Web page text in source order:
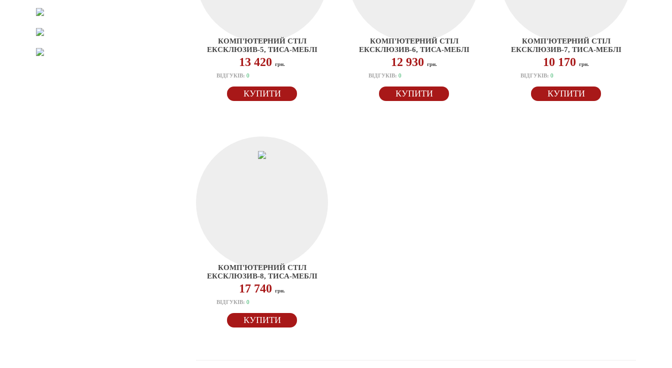
КОМП'ЮТЕРНИЙ СТІЛ
ЕКСКЛЮЗИВ-5, ТИСА-МЕБЛІ
13 420 грн.
ВІДГУКІВ: 0
КУПИТИ
КОМП'ЮТЕРНИЙ СТІЛ
ЕКСКЛЮЗИВ-6, ТИСА-МЕБЛІ
12 930 грн.
ВІДГУКІВ: 0
КУПИТИ
КОМП'ЮТЕРНИЙ СТІЛ
ЕКСКЛЮЗИВ-7, ТИСА-МЕБЛІ
10 170 грн.
ВІДГУКІВ: 0
КУПИТИ
КОМП'ЮТЕРНИЙ СТІЛ
ЕКСКЛЮЗИВ-8, ТИСА-МЕБЛІ
17 740 грн.
ВІДГУКІВ: 0
КУПИТИ